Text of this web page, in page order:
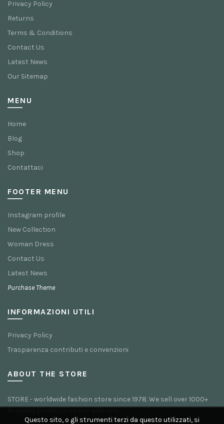
Privacy Policy
Returns
Terms & Conditions
Contact Us
Latest News
Our Sitemap
MENU
Home
Blog
Shop
Contattaci
FOOTER MENU
Instagram profile
New Collection
Woman Dress
Contact Us
Latest News
Purchase Theme
INFORMAZIONI UTILI
Privacy Policy
Trasparenza contributi e convenzioni
ABOUT THE STORE
STORE - worldwide fashion store since 1978. We sell over 1000+
branded products on our web-site.
Questo sito, o gli strumenti terzi da questo utilizzati, si